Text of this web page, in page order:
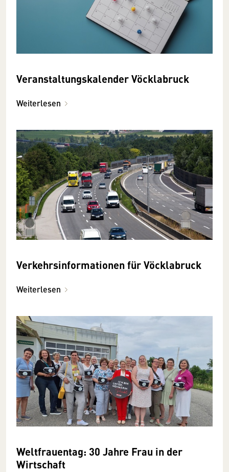
Veranstaltungskalender Vöcklabruck
Weiterlesen
Verkehrsinformationen für Vöcklabruck
Weiterlesen
Weltfrauentag: 30 Jahre Frau in der
Wirtschaft